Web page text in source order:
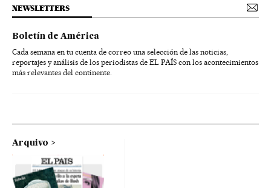
NEWSLETTERS
Boletín de América
Cada semana en tu cuenta de correo una selección de las noticias,
reportajes y análisis de los periodistas de EL PAÍS con los acontecimientos
más relevantes del continente.
Arquivo